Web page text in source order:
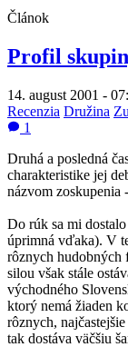
Článok
Profil
14. august 2001 -
Recenzia Družina
1
Druhá a posledná
charakteristike jej
názvom zoskupenia -
Do rúk sa mi
úprimná vďaka). V
rôznych hudobných
silou však stále
východného
ktorý nemá žiaden
rôznych,
tak dostáva väčšiu